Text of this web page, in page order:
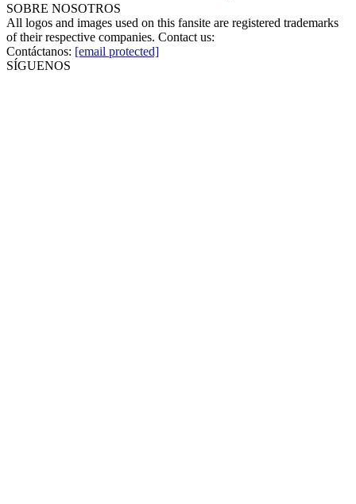
SOBRE NOSOTROS
All logos and images used on this fansite are registered trademarks
of their respective companies. Contact us:
Contáctanos: [email protected]
SÍGUENOS